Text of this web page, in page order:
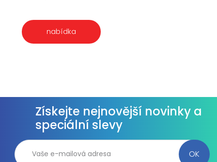
nabídka
Získejte nejnovější novinky a
speciální slevy